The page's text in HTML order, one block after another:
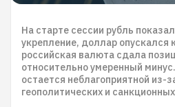
На старте сессии рубль
укрепление, доллар опускался
российская валюта сдала
относительно умеренный
остается неблагоприятной из-
геополитических и